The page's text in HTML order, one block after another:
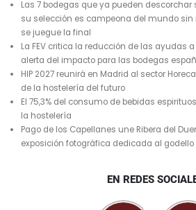
Las 7 bodegas que ya pueden
su selección es campeona del mundo
se juegue la final
La FEV critica la reducción de las ayudas
alerta del impacto para las bodegas
HIP 2027 reunirá en Madrid al sector
de la hostelería del futuro
El 75,3% del consumo de bebidas
la hostelería
Pago de los Capellanes une Ribera del
exposición fotográfica dedicada al godello
EN REDES